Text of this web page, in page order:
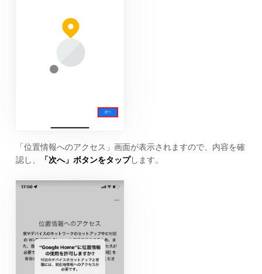
「位置情報へのアクセス」画面が表示されますので、内容を確
認し、
「次へ」ボタンをタップします。